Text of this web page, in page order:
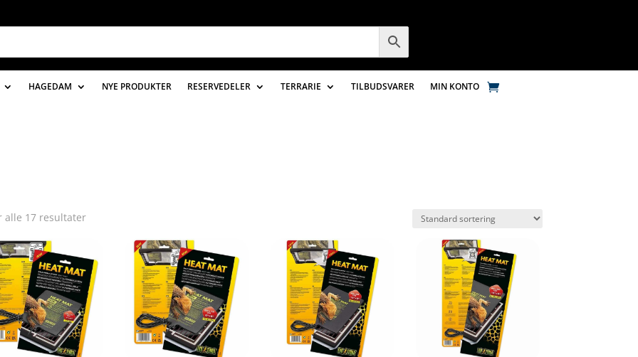
HAGEDAM NYE PRODUKTER RESERVEDELER TERRARIE TILBUDSVARER MIN KONTO
alle 17 resultater